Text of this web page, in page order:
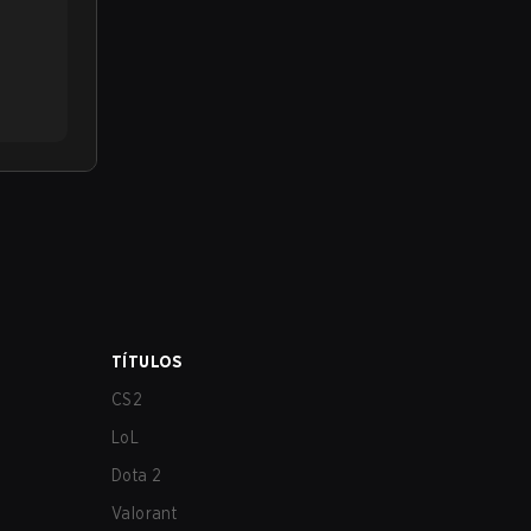
TÍTULOS
CS2
LoL
Dota 2
Valorant